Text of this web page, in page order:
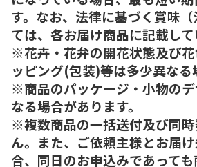
す。なお、法律に基づく賞味
ては、各お届け商品に記載して
※花卉・花弁の開花状態及び
ッピング(包装)等は多少異なる
※商品のパッケージ・小物の
なる場合があります。
※複数商品の一括送付及び同
ん。また、ご依頼主様とお届
合、同日のお申込みであって